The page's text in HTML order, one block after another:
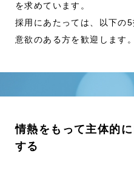
を求めています。
採用にあたっては、以下の
意欲のある方を歓迎します。
情熱をもって主体的
する